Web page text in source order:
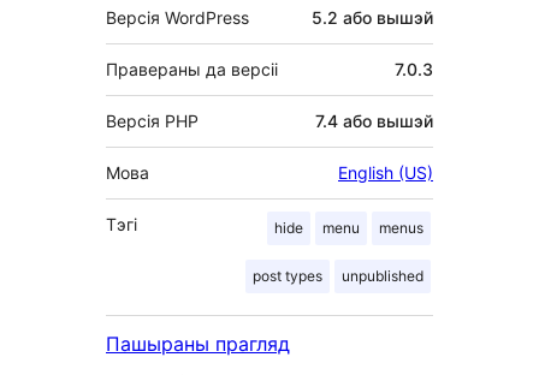
Версія WordPress 5.2 або вышэй
Правераны да версіі 7.0.3
Версія PHP 7.4 або вышэй
Мова English (US)
Тэгі hide menu menus
post types unpublished
Пашыраны прагляд